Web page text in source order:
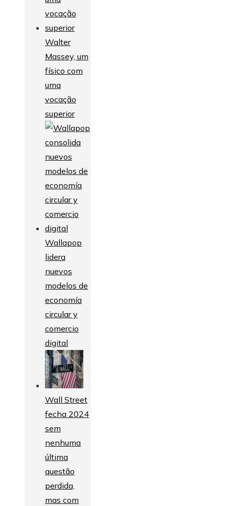
Walter
Massey, um
físico com
uma
vocação
superior
Wallapop
lidera
nuevos
modelos de
economía
circular y
comercio
digital
Wall Street
fecha 2024
sem
nenhuma
última
questão
perdida,
mas com